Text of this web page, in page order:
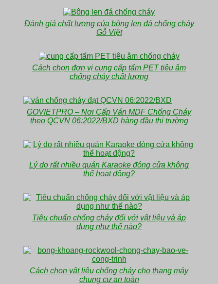
Đánh giá chất lượng của bông len đá chống cháy
Gỗ Việt
Cách chọn đơn vị cung cấp tấm PET tiêu âm
chống cháy chất lượng
GOVIETPRO – Nơi Cấp Ván MDF Chống Cháy
theo QCVN 06:2022/BXD hàng đầu thị trường
Lý do rất nhiều quán Karaoke đóng cửa không
thể hoạt động?
Tiêu chuẩn chống cháy đối với vật liệu và áp
dụng như thế nào?
Cách chọn vật liệu chống cháy cho thang máy
chung cư an toàn